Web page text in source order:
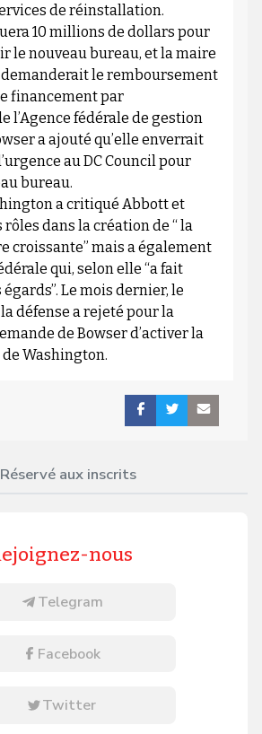
de réinstallation.
10 millions de dollars pour
le nouveau bureau, et la maire
demanderait le remboursement
financement par
l’Agence fédérale de gestion
a ajouté qu’elle enverrait
au DC Council pour
bureau.
a critiqué Abbott et
dans la création de “ la
croissante” mais a également
qui, selon elle “a fait
Le mois dernier, le
défense a rejeté pour la
de Bowser d’activer la
Washington.
Réservé aux inscrits
nous
Telegram
Facebook
Twitter